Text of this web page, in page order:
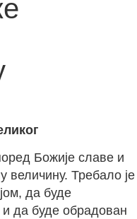
Божије славе и
величину. Требало је
да буде
да буде обрадован